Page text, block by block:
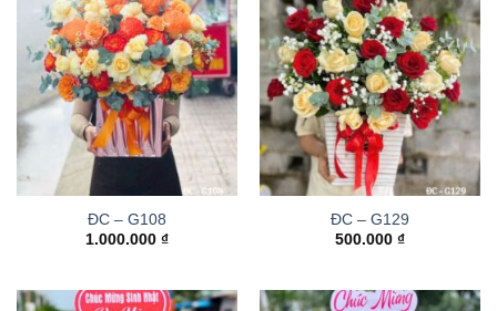
ĐC – G108
1.000.000 ₫
ĐC – G129
500.000 ₫